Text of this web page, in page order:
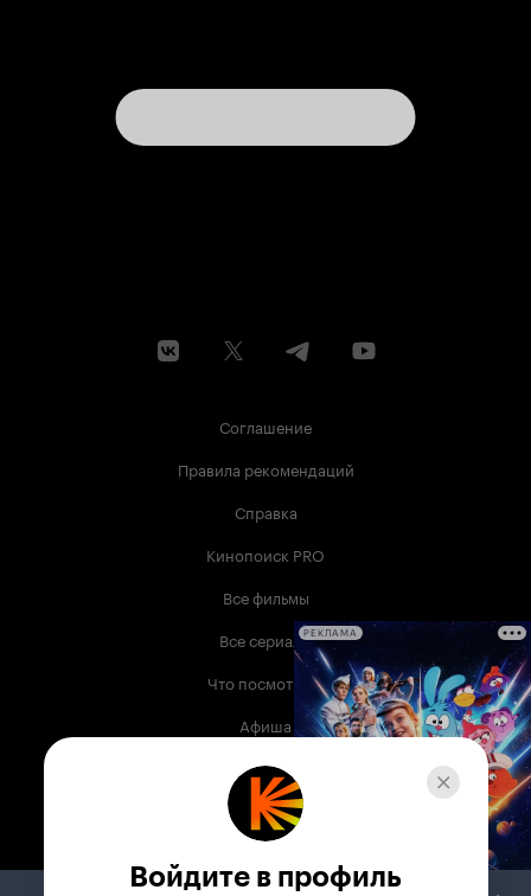
Соглашение
Правила рекомендаций
Справка
Кинопоиск PRO
Все фильмы
Все сериалы
Что посмотреть
Афиша
Музыка
Телепрограмма
РЕКЛАМА
Войдите в профиль